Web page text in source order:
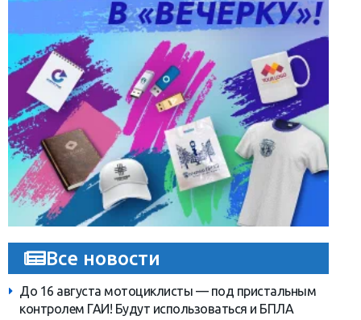
Все новости
До 16 августа мотоциклисты — под пристальным
контролем ГАИ! Будут использоваться и БПЛА